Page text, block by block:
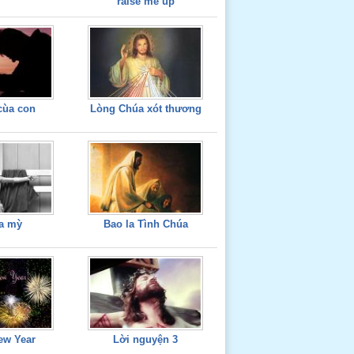
con Lòng Chúa xót thương
mỳ Bao la Tình Chúa
Year Lời nguyện 3